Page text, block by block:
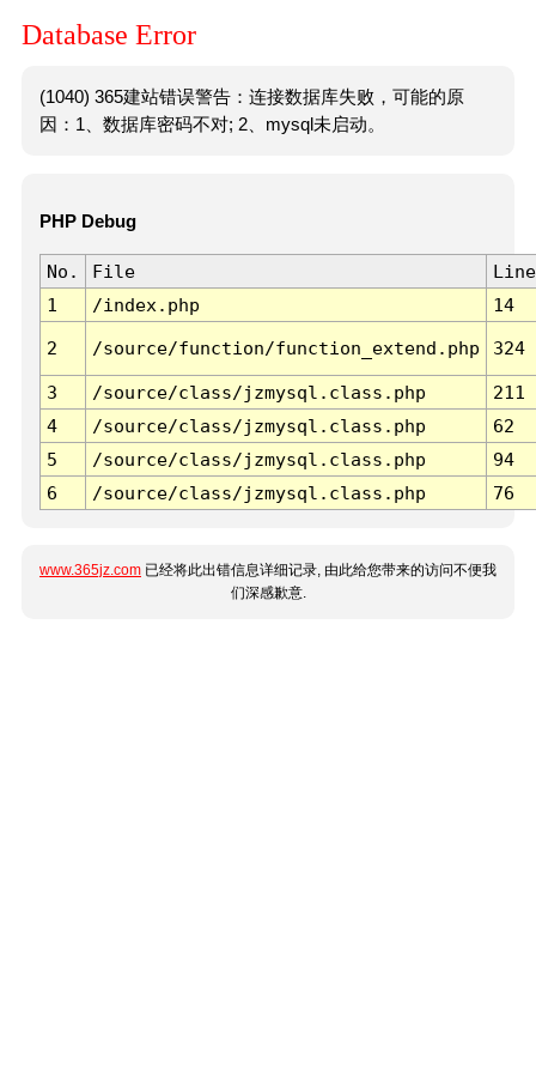
Database Error
(1040) 365建站错误警告：连接数据库失败，可能的原
因：1、数据库密码不对; 2、mysql未启动。
PHP Debug
No. File
Line
1
/index.php 14
2 /source/function/function_extend.php 324
3 /source/class/jzmysql.class.php
211
4
/source/class/jzmysql.class.php
62
5
/source/class/jzmysql.class.php
94
6
/source/class/jzmysql.class.php 76
www.365jz.com 已经将此出错信息详细记录, 由此给您带来的访问不便我
们深感歉意.